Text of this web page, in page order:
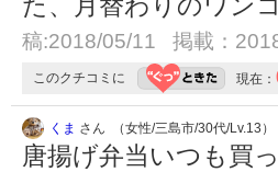
稿:2018/05/11 掲載：
このクチコミに 現在：
くま さん （女性/三島市/30代/Lv.13）
唐揚げ弁当いつも買